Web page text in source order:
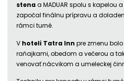
stena a MADUAR spolu s kapelou
započal finálnu prípravu a
rámci turné.
V hoteli Tatra Inn pre zmenu
raňajkami, obedom a večerou a
venovať nácvikom a umeleckej